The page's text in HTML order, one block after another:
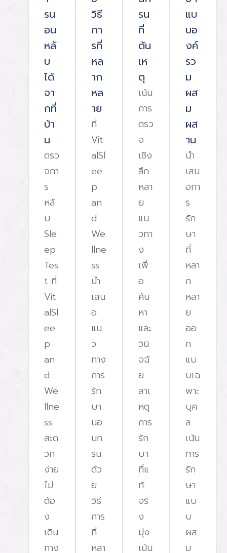
รน
อน
หลั
บ
ได้
จา
กที่
บ้า
น
ตรว
จกา
ร
หลั
บ
Sle
ep
Tes
t ที่
Vit
alSl
ee
p
an
d
We
llne
ss
สะด
วก
ง่าย
ไม่
ต้อ
ง
เดิน
ทาง
วิธี
กา
รที่
หล
าก
หล
าย
ที่
Vit
alSl
ee
p
an
d
We
llne
ss
นํา
เสน
อ
แน
ว
ทาง
การ
รัก
ษา
นอ
นก
รน
ด้ว
ย
วิธี
การ
ที่
หลา
รน
ที่
ต้น
เห
ตุ
เน้น
การ
ตรว
จ
เชิง
ลึก
หลา
ย
แน
วทา
ง
เพื่
อ
ค้น
หา
และ
วินิ
จฉั
ย
สาเ
หตุ
การ
รัก
ษา
ที่แ
ท้
จริ
ง
มุ่ง
เน้น
แบ
บอ
งค์
รว
ม
ผส
ม
ผส
าน
นํา
เสน
อกา
ร
รัก
ษา
ที่
หลา
ก
หลา
ย
ออ
ก
แบ
บเฉ
พาะ
บุค
ล
เน้น
การ
รัก
ษา
แบ
บ
ผส
ม